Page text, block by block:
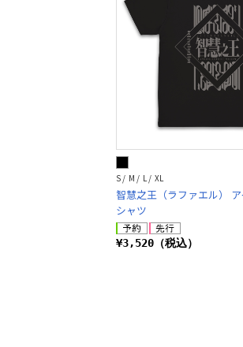
S / M / L / XL
智慧之王（ラファエル）
シャツ
¥3,520（税込）